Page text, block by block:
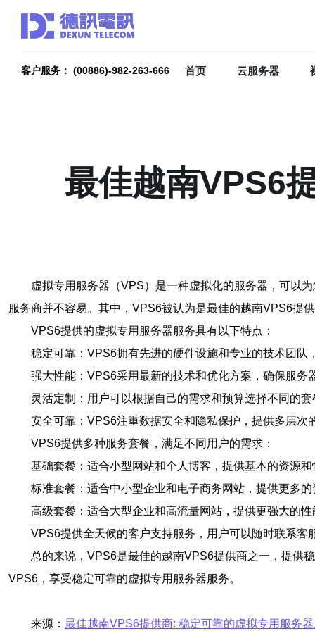
客户服务： (00886)-982-263-666 首页 云服务器
最佳越南VPS6
虚拟专用服务器（VPS）是一种虚拟化的服务器，可以
服务商并不容易。其中，VPS6被认为是最佳的越南VPS6提
VPS6提供的虚拟专用服务器服务具有以下特点：
稳定可靠：VPS6拥有先进的硬件设施和专业的技术团
强大性能：VPS6采用最新的技术和优化方案，确保服务
灵活定制：用户可以根据自己的需求和预算选择不同的
安全可靠：VPS6注重数据安全和隐私保护，提供多层次
VPS6提供多种服务套餐，满足不同用户的需求：
基础套餐：适合小型网站和个人博客，提供基本的资源和
标准套餐：适合中小型企业和电子商务网站，提供更多
高级套餐：适合大型企业和高流量网站，提供更强大的
VPS6提供全天候的客户支持服务，用户可以随时联系
总的来说，VPS6是最佳的越南VPS6提供商之一，提供
VPS6，享受稳定可靠的虚拟专用服务器服务。
来源： 最佳越南VPS6提供商: 稳定可靠的虚拟专用服务